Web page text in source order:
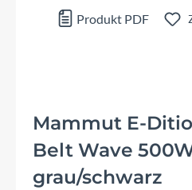
Produkt PDF
Mammut E-
Belt Wave
grau/schwarz